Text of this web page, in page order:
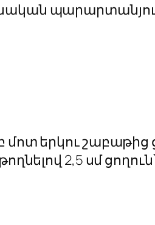
երկու շաբաթից
2,5 սմ